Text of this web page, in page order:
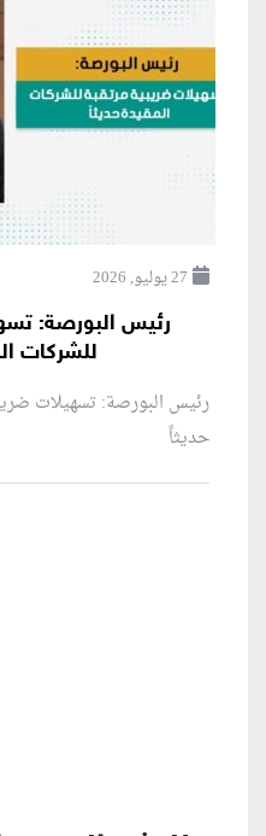
27 يوليو, 2026
رئيس البورصة:
للشركات
رئيس البورصة: تسهيلات
حديثاً